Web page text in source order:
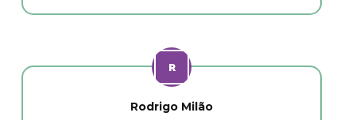
Rodrigo Milão